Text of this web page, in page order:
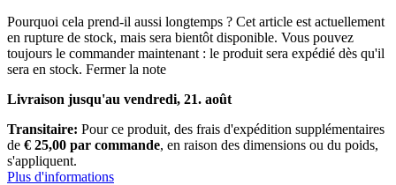
Pourquoi cela prend-il aussi longtemps ? Cet article est actuellement
en rupture de stock, mais sera bientôt disponible. Vous pouvez
toujours le commander maintenant : le produit sera expédié dès qu'il
sera en stock. Fermer la note
Livraison jusqu'au vendredi, 21. août
Transitaire: Pour ce produit, des frais d'expédition supplémentaires
de € 25,00 par commande, en raison des dimensions ou du poids,
s'appliquent.
Plus d'informations